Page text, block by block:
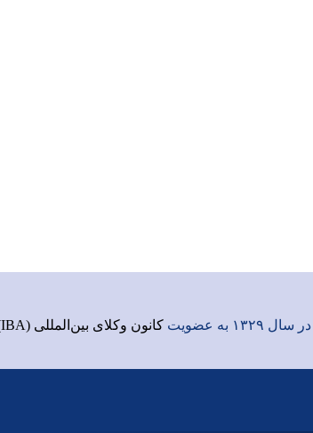
به عضویت کانون وکلای بین‌المللی (IBA)